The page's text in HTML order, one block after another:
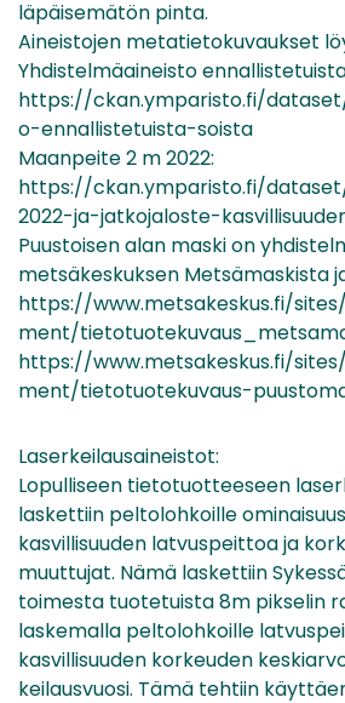
läpäisemätön pinta.
Aineistojen metatietokuvaukset
Yhdistelmäaineisto
https://ckan.ymparisto.fi/
o-ennallistetuista-soista
Maanpeite 2 m 2022:
https://ckan.ymparisto.fi/
2022-ja-jatkojaloste-
Puustoisen alan maski on
metsäkeskuksen Metsämaskista
https://www.metsakeskus.fi/
ment/
https://www.metsakeskus.fi/
ment/tietotuotekuvaus-
Laserkeilausaineistot:
Lopulliseen tietotuotteeseen
laskettiin peltolohkoille
kasvillisuuden latvuspeittoa ja
muuttujat. Nämä laskettiin
toimesta tuotetuista 8m pikselin
laskemalla peltolohkoille
kasvillisuuden korkeuden
keilausvuosi. Tämä tehtiin